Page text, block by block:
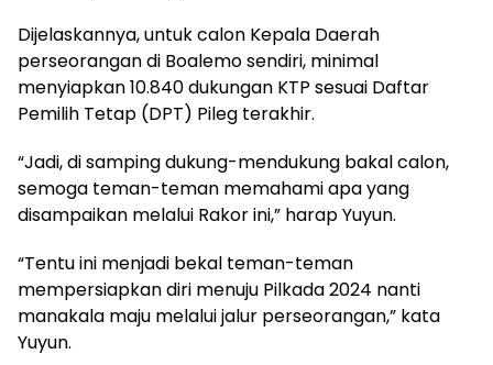
Dijelaskannya, untuk calon Kepala Daerah
perseorangan di Boalemo sendiri, minimal
menyiapkan 10.840 dukungan KTP sesuai Daftar
Pemilih Tetap (DPT) Pileg terakhir.
“Jadi, di samping dukung-mendukung bakal calon,
semoga teman-teman memahami apa yang
disampaikan melalui Rakor ini,” harap Yuyun.
“Tentu ini menjadi bekal teman-teman
mempersiapkan diri menuju Pilkada 2024 nanti
manakala maju melalui jalur perseorangan,” kata
Yuyun.